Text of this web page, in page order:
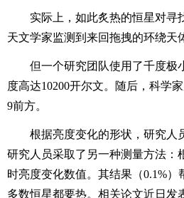
实际上，如此炙热的恒星对寻
天文学家监测到来回拖拽的环绕天
但一个研究团队使用了千度极
度高达10200开尔文。随后，科学
9前方。
根据亮度变化的形状，研究人员
研究人员采取了另一种测量方法：
时亮度变化数值。其结果（0.1%
多数恒星都要热。相关论文近日发